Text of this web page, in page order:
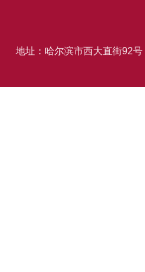
地址：哈尔滨市西大直街92号